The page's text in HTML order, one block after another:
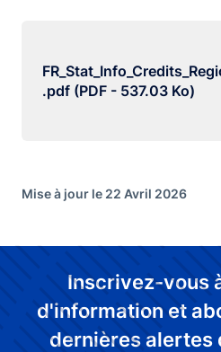
.pdf (PDF - 537.03 Ko)
Mise à jour le 22 Avril 2026
Inscrivez-vous
d'information et
dernières alertes